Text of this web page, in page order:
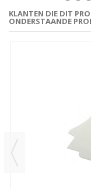
KLANTEN DIE DIT
ONDERSTAANDE